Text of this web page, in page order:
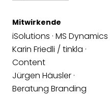
Mitwirkende
iSolutions · MS Dynamics
Karin Friedli / tinkla ·
Content
Jürgen Häusler ·
Beratung Branding